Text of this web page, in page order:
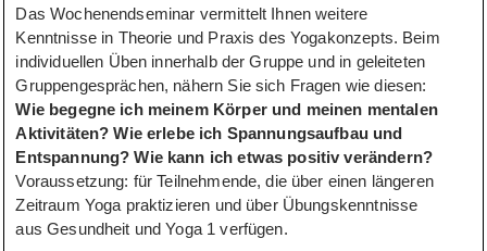
Das Wochenendseminar vermittelt Ihnen weitere
Kenntnisse in Theorie und Praxis des Yogakonzepts. Beim
individuellen Üben innerhalb der Gruppe und in geleiteten
Gruppengesprächen, nähern Sie sich Fragen wie diesen:
Wie begegne ich meinem Körper und meinen mentalen
Aktivitäten? Wie erlebe ich Spannungsaufbau und
Entspannung? Wie kann ich etwas positiv verändern?
Voraussetzung: für Teilnehmende, die über einen längeren
Zeitraum Yoga praktizieren und über Übungskenntnisse
aus Gesundheit und Yoga 1 verfügen.